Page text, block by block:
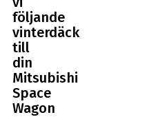
följande
vinterdäck
till
din
Mitsubishi
Space
Wagon